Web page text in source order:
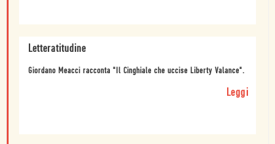
Letteratitudine
Giordano Meacci racconta "Il Cinghiale che uccise Liberty Valance".
Leggi